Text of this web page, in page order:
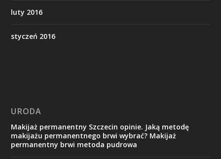
luty 2016
styczeń 2016
URODA
Makijaż permanentny Szczecin opinie. Jaką metodę
makijażu permanentnego brwi wybrać? Makijaż
permanentny brwi metoda pudrowa